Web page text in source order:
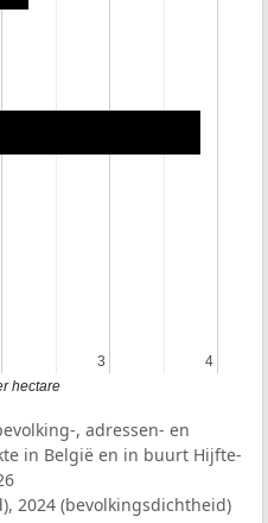
3
3 4
4
hectare
, adressen- en
in België en in buurt Hijfte-
2024 (bevolkingsdichtheid)